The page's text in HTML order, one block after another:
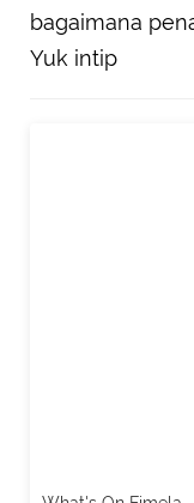
bagaimana
Yuk intip